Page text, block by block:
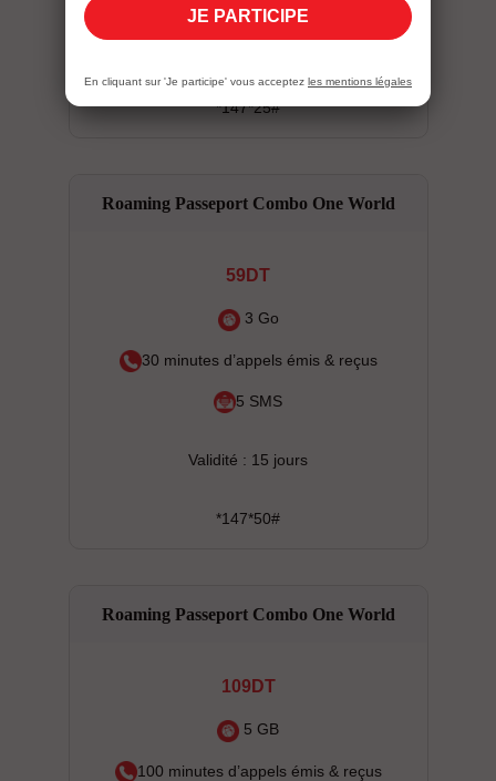
5 SMS
*147*25#
Roaming Passeport Combo One World
59DT
3 Go
30 minutes d’appels émis & reçus
5 SMS
Validité : 15 jours
*147*50#
Roaming Passeport Combo One World
109DT
5 GB
100 minutes d’appels émis & reçus
JE PARTICIPE
En cliquant sur 'Je participe' vous acceptez les mentions légales